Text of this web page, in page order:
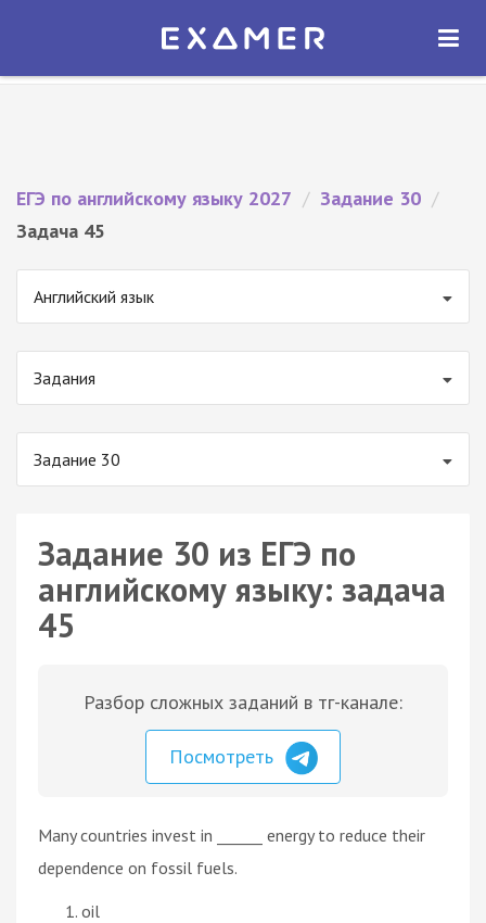
Экзамер — ЕГЭ 2027
ОТКРЫТЬ
ЕГЭ по английскому языку 2027 / Задание 30 /
Задача 45
Английский язык
Задания
Задание 30
Задание 30 из ЕГЭ по
английскому языку: задача
45
Разбор сложных заданий в тг-канале:
Посмотреть
Many countries invest in ______ energy to reduce their
dependence on fossil fuels.
oil